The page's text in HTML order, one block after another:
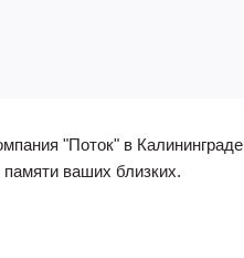
"Поток" в Калининграде
ваших близких.